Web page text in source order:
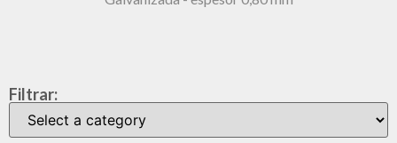
Filtrar: